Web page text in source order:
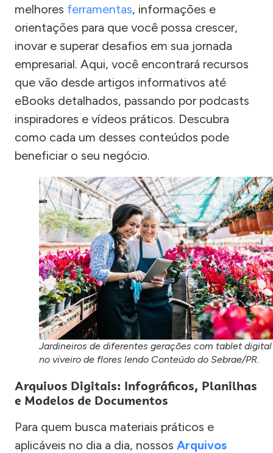
melhores ferramentas, informações e
orientações para que você possa crescer,
inovar e superar desafios em sua jornada
empresarial. Aqui, você encontrará recursos
que vão desde artigos informativos até
eBooks detalhados, passando por podcasts
inspiradores e vídeos práticos. Descubra
como cada um desses conteúdos pode
beneficiar o seu negócio.
Jardineiros de diferentes gerações com tablet digital
no viveiro de flores lendo Conteúdo do Sebrae/PR.
Arquivos Digitais: Infográficos, Planilhas
e Modelos de Documentos
Para quem busca materiais práticos e
aplicáveis no dia a dia, nossos Arquivos